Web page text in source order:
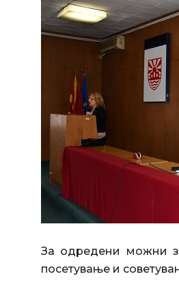
За одредени можни
посетување и